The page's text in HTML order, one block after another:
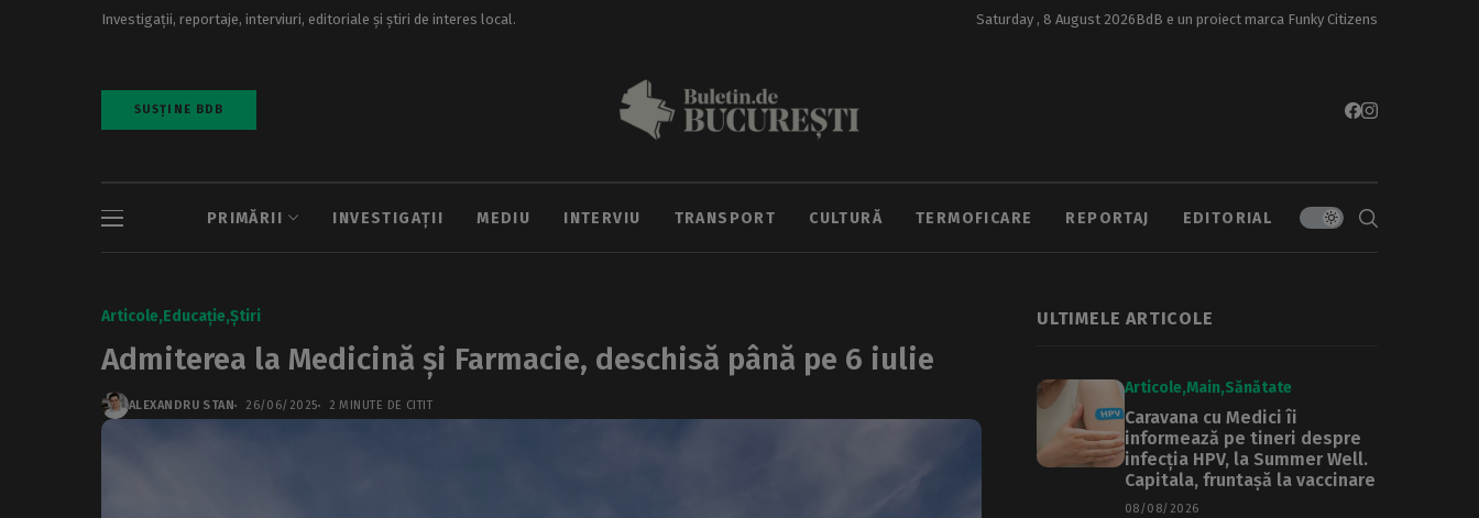
Investigații, reportaje, interviuri, editoriale și știri de interes local. Saturday , 8 August 2026BdB e un proiect marca Funky Citizens
SUSȚINE BDB
PRIMĂRII INVESTIGAȚII MEDIU INTERVIU TRANSPORT CULTURĂ TERMOFICARE REPORTAJ EDITORIAL
Articole Educație Știri
Admiterea la Medicină și Farmacie, deschisă până pe 6 iulie
ALEXANDRU STAN 26/06/2025 2 MINUTE DE CITIT
ULTIMELE ARTICOLE
Articole Main Sănătate
Caravana cu Medici îi
informează pe tineri despre
infecția HPV, la Summer Well.
Capitala, fruntașă la vaccinare
08/08/2026